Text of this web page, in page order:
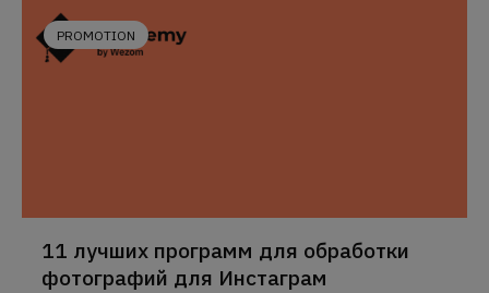
PROMOTION
11 лучших программ для обработки
фотографий для Инстаграм